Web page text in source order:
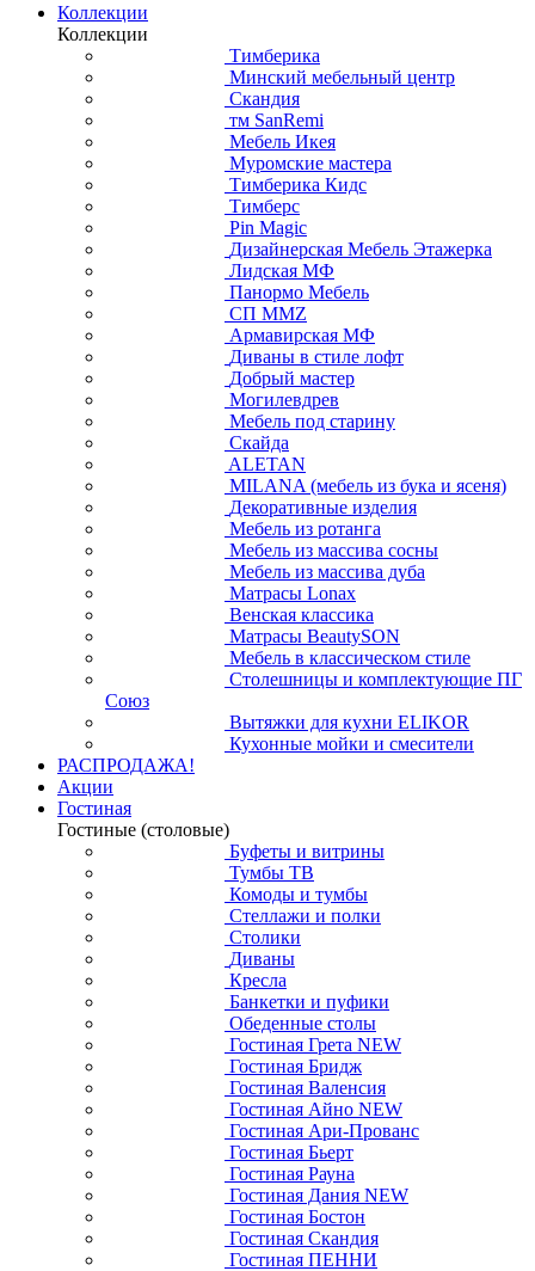
Коллекции
Коллекции
Тимберика
Минский мебельный центр
Скандия
тм SanRemi
Мебель Икея
Муромские мастера
Тимберика Кидс
Тимберс
Pin Magic
Дизайнерская Мебель Этажерка
Лидская МФ
Панормо Мебель
СП ММZ
Армавирская МФ
Диваны в стиле лофт
Добрый мастер
Могилевдрев
Мебель под старину
Скайда
ALETAN
MILANA (мебель из бука и ясеня)
Декоративные изделия
Мебель из ротанга
Мебель из массива сосны
Мебель из массива дуба
Матрасы Lonax
Венская классика
Матрасы BeautySON
Мебель в классическом стиле
Столешницы и комплектующие ПГ
Союз
Вытяжки для кухни ELIKOR
Кухонные мойки и смесители
РАСПРОДАЖА!
Акции
Гостиная
Гостиные (столовые)
Буфеты и витрины
Тумбы ТВ
Комоды и тумбы
Стеллажи и полки
Столики
Диваны
Кресла
Банкетки и пуфики
Обеденные столы
Гостиная Грета NEW
Гостиная Бридж
Гостиная Валенсия
Гостиная Айно NEW
Гостиная Ари-Прованс
Гостиная Бьерт
Гостиная Рауна
Гостиная Дания NEW
Гостиная Бостон
Гостиная Скандия
Гостиная ПЕННИ